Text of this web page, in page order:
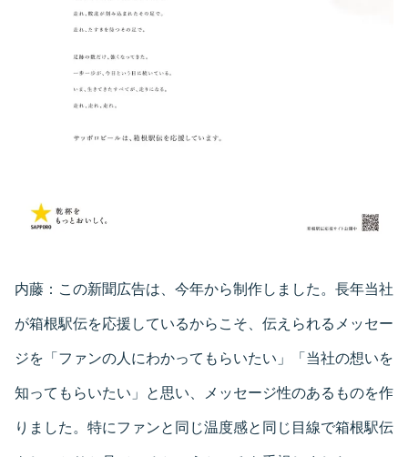
内藤： この新聞広告は、今年から制作しました。長年当社
が箱根駅伝を応援しているからこそ、伝えられるメッセー
ジを「ファンの人にわかってもらいたい」「当社の想いを
知ってもらいたい」と思い、メッセージ性のあるものを作
りました。特にファンと同じ温度感と同じ目線で箱根駅伝